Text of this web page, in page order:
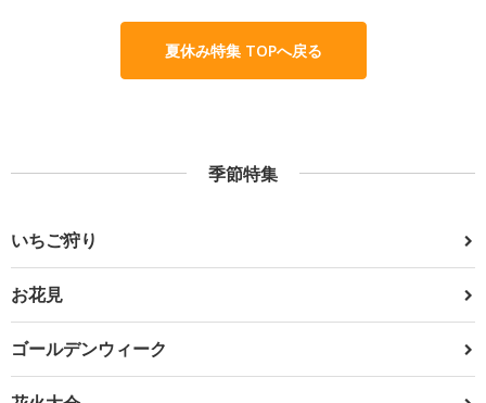
夏休み特集 TOPへ戻る
季節特集
いちご狩り
お花見
ゴールデンウィーク